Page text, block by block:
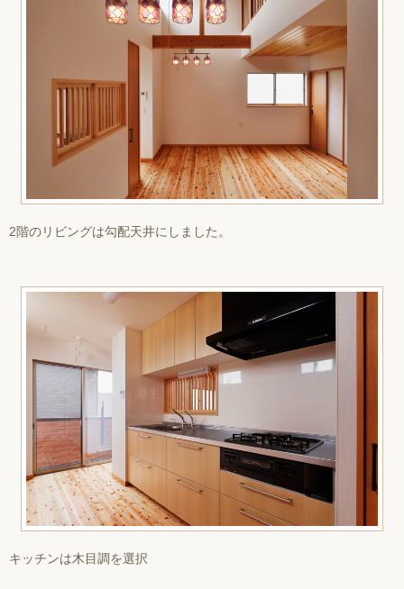
2階のリビングは勾配天井にしました。
キッチンは木目調を選択